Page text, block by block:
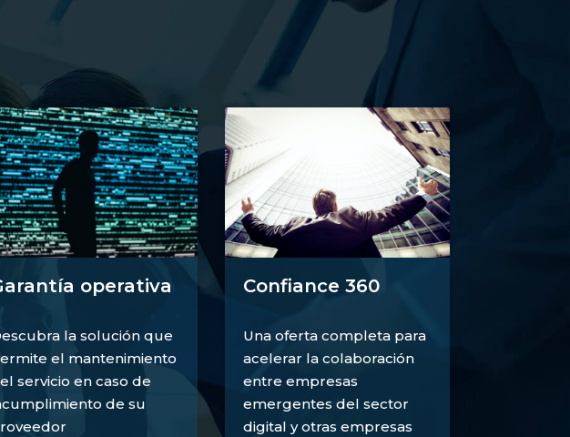
operativa
la solución que
el mantenimiento
servicio en caso de
de su
Confiance 360
Una oferta completa para
acelerar la colaboración
entre empresas
emergentes del sector
digital y otras empresas